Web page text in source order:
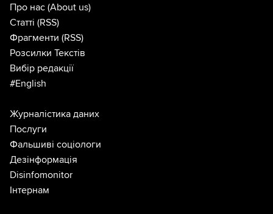
Про нас (About us)
Статті (RSS)
Фрагменти (RSS)
Розсилки Текстів
Вибір редакції
#English
Журналістика даних
Послуги
Фальшиві соціологи
Дезінформація
Disinfomonitor
Інтернам